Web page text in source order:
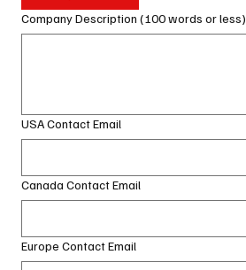
Company Description (100 words or less)
USA Contact Email
Canada Contact Email
Europe Contact Email